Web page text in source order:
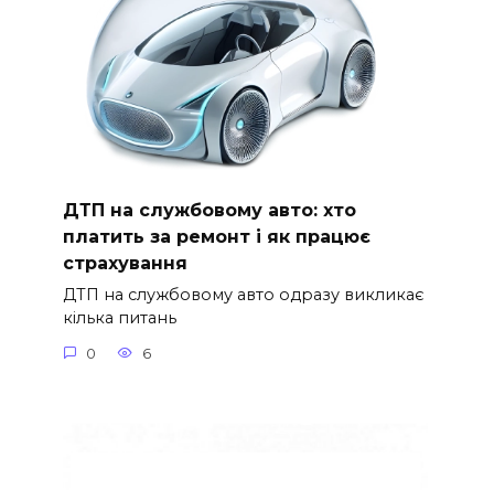
ДТП на службовому авто: хто
платить за ремонт і як працює
страхування
ДТП на службовому авто одразу викликає
кілька питань
0 6